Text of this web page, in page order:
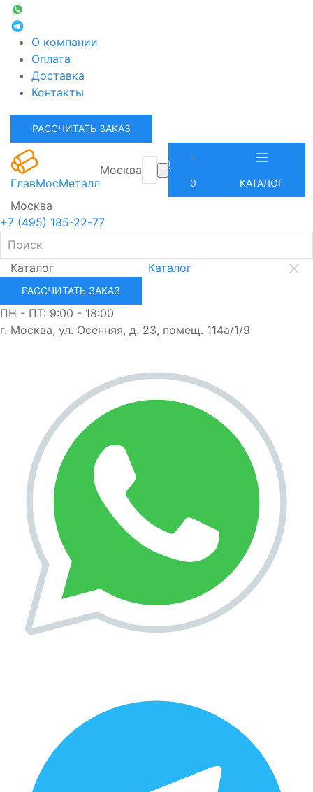
О компании
Оплата
Доставка
Контакты
РАССЧИТАТЬ ЗАКАЗ
ГлавМосМеталл
Москва
0 КАТАЛОГ
Москва
+7 (495) 185-22-77
Каталог Каталог
РАССЧИТАТЬ ЗАКАЗ
ПН - ПТ: 9:00 - 18:00
г. Москва, ул. Осенняя, д. 23, помещ. 114а/1/9